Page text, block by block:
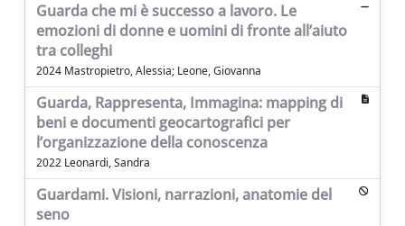
Guarda che mi è successo a lavoro. Le
emozioni di donne e uomini di fronte all’aiuto
tra colleghi
2024 Mastropietro, Alessia; Leone, Giovanna
Guarda, Rappresenta, Immagina: mapping di
beni e documenti geocartografici per
l’organizzazione della conoscenza
2022 Leonardi, Sandra
Guardami. Visioni, narrazioni, anatomie del
seno